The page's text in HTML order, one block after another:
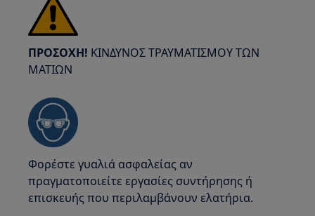
ΠΡΟΣΟΧΗ! ΚΙΝΔΥΝΟΣ ΤΡΑΥΜΑΤΙΣΜΟΥ ΤΩΝ
ΜΑΤΙΩΝ
Φορέστε γυαλιά ασφαλείας αν
πραγματοποιείτε εργασίες συντήρησης ή
επισκευής που περιλαμβάνουν ελατήρια.